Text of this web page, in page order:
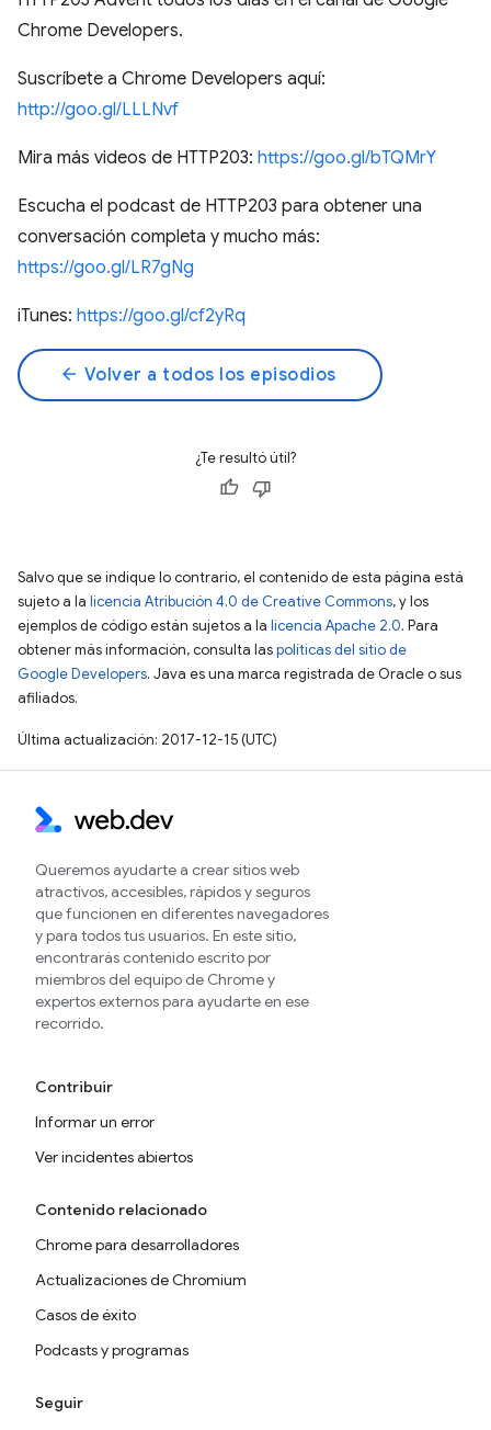
Chrome Developers.
Suscríbete a Chrome Developers aquí:
http://goo.gl/LLLNvf
Mira más videos de HTTP203: https://goo.gl/bTQMrY
Escucha el podcast de HTTP203 para obtener una
conversación completa y mucho más:
https://goo.gl/LR7gNg
iTunes: https://goo.gl/cf2yRq
arrow_back Volver a todos los episodios
¿Te resultó útil?
Salvo que se indique lo contrario, el contenido de esta página está
sujeto a la licencia Atribución 4.0 de Creative Commons, y los
ejemplos de código están sujetos a la licencia Apache 2.0. Para
obtener más información, consulta laspolíticas del sitio de
Google Developers. Java es una marca registrada de Oracle o sus
afiliados.
Última actualización: 2017-12-15 (UTC)
Queremos ayudarte a crear sitios web
atractivos, accesibles, rápidos y seguros
que funcionen en diferentes navegadores
y para todos tus usuarios. En este sitio,
encontrarás contenido escrito por
miembros del equipo de Chrome y
expertos externos para ayudarte en ese
recorrido.
Contribuir
Informar un error
Ver incidentes abiertos
Contenido relacionado
Chrome para desarrolladores
Actualizaciones de Chromium
Casos de éxito
Podcasts y programas
Seguir